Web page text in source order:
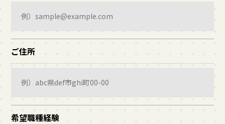
ご住所
希望職種経験